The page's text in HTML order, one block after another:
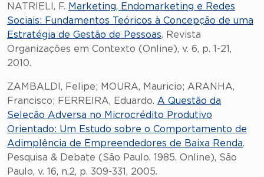
NATRIELI, F. Marketing, Endomarketing e Redes
Sociais: Fundamentos Teóricos à Concepção de uma
Estratégia de Gestão de Pessoas. Revista
Organizações em Contexto (Online), v. 6, p. 1-21,
2010.
ZAMBALDI, Felipe; MOURA, Mauricio; ARANHA,
Francisco; FERREIRA, Eduardo. A Questão da
Seleção Adversa no Microcrédito Produtivo
Orientado: Um Estudo sobre o Comportamento de
Adimplência de Empreendedores de Baixa Renda.
Pesquisa & Debate (São Paulo. 1985. Online), São
Paulo, v. 16, n.2, p. 309-331, 2005.